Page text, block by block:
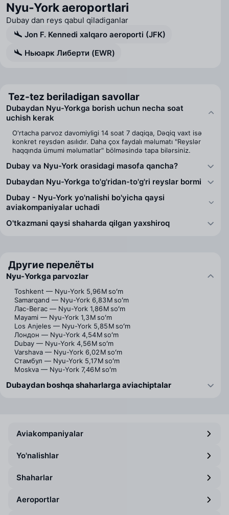
Nyu-York aeroportlari
Dubay dan reys qabul qiladiganlar
Jon F. Kennedi xalqaro aeroporti (JFK)
Ньюарк Либерти (EWR)
Tez-tez beriladigan savollar
Dubaydan Nyu-Yorkga borish uchun necha soat
uchish kerak
O'rtacha parvoz davomiyligi 14 soat 7 daqiqa, Dəqiq vaxt isə
konkret reysdən asılıdır. Daha çox faydalı məlumatı "Reyslər
haqqında ümumi məlumatlar" bölməsində tapa bilərsiniz.
Dubay va Nyu-York orasidagi masofa qancha?
Dubaydan Nyu-Yorkga to'g'ridan-to'g'ri reyslar bormi
Dubay - Nyu-York yo'nalishi bo'yicha qaysi
aviakompaniyalar uchadi
O'tkazmani qaysi shaharda qilgan yaxshiroq
Другие перелёты
Nyu-Yorkga parvozlar
Toshkent — Nyu-York 5,96 M soʻm
Samarqand — Nyu-York 6,83 M soʻm
Лас-Вегас — Nyu-York 1,86 M soʻm
Mayami — Nyu-York 1,3 M soʻm
Los Anjeles — Nyu-York 5,85 M soʻm
Лондон — Nyu-York 4,54 M soʻm
Dubay — Nyu-York 4,56 M soʻm
Varshava — Nyu-York 6,02 M soʻm
Стамбул — Nyu-York 5,17 M soʻm
Moskva — Nyu-York 7,46 M soʻm
Dubaydan boshqa shaharlarga aviachiptalar
Aviakompaniyalar
Yo'nalishlar
Shaharlar
Aeroportlar